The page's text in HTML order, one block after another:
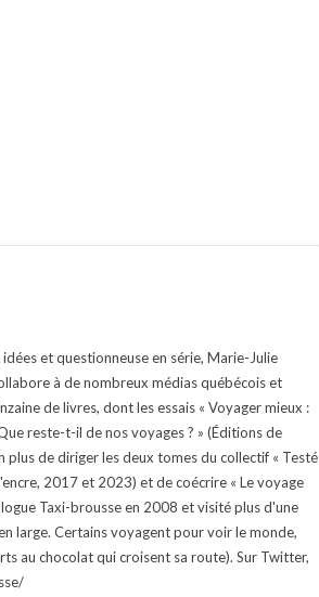
et questionneuse en série, Marie-Julie
à de nombreux médias québécois et
de livres, dont les essais « Voyager mieux :
reste-t-il de nos voyages ? » (Éditions de
de diriger les deux tomes du collectif « Testé
2017 et 2023) et de coécrire « Le voyage
Taxi-brousse en 2008 et visité plus d'une
large. Certains voyagent pour voir le monde,
au chocolat qui croisent sa route). Sur Twitter,